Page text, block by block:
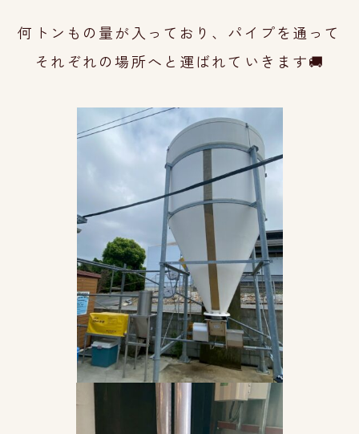
何トンもの量が入っており、パイプを通って
それぞれの場所へと運ばれていきます🚚